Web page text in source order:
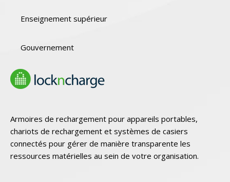
Armoires de rechargement pour appareils portables,
chariots de rechargement et systèmes de casiers
connectés pour gérer de manière transparente les
ressources matérielles au sein de votre organisation.
Enseignement supérieur
Gouvernement